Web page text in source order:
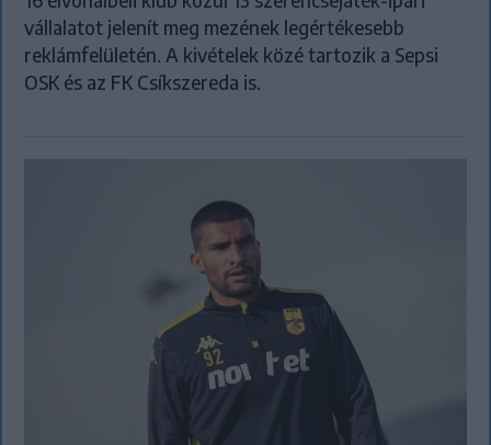
vállalatot jelenít meg mezének legértékesebb
reklámfelületén. A kivételek közé tartozik a Sepsi
OSK és az FK Csíkszereda is.